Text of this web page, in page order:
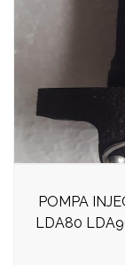
POMPA
LDA80